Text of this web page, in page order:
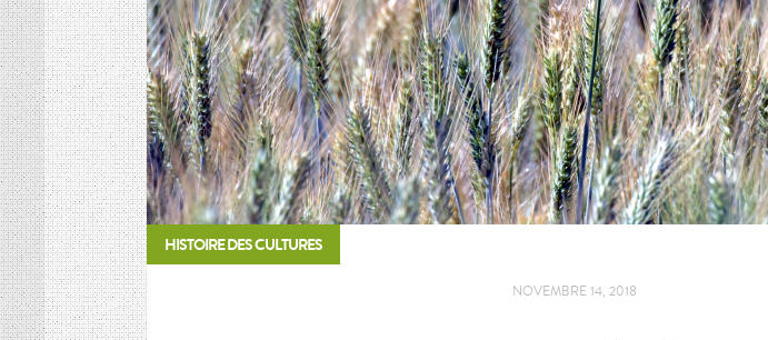
L’association
Et si on parlait un peu d’agriculture ?
Inscriptions newsletter, questions…
Mentions Légales
Google+ HISTOIRE DES CULTURES
NOVEMBRE 14, 2018